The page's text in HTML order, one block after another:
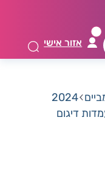
אזור אישי
2024
עמדות דיגום